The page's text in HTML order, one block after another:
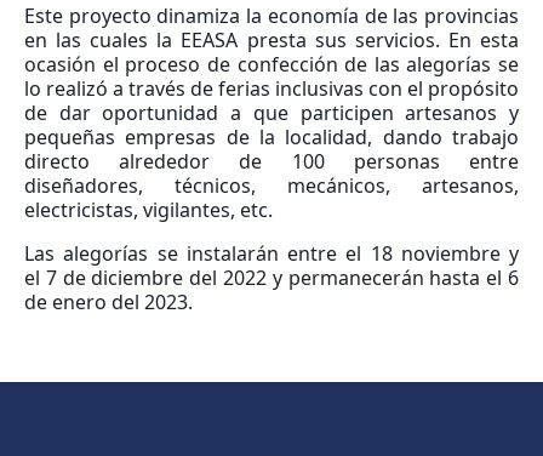
Este proyecto dinamiza la economía de las provincias
en las cuales la EEASA presta sus servicios. En esta
ocasión el proceso de confección de las alegorías se
lo realizó a través de ferias inclusivas con el propósito
de dar oportunidad a que participen artesanos y
pequeñas empresas de la localidad, dando trabajo
directo alrededor de 100 personas entre
diseñadores, técnicos, mecánicos, artesanos,
electricistas, vigilantes, etc.
Las alegorías se instalarán entre el 18 noviembre y
el 7 de diciembre del 2022 y permanecerán hasta el 6
de enero del 2023.